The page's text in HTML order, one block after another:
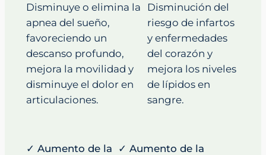
Disminuye o elimina la
apnea del sueño,
favoreciendo un
descanso profundo,
mejora la movilidad y
disminuye el dolor en
articulaciones.
Disminución del
riesgo de infartos
y enfermedades
del corazón y
mejora los niveles
de lípidos en
sangre.
✓ Aumento de la
✓ Aumento de la